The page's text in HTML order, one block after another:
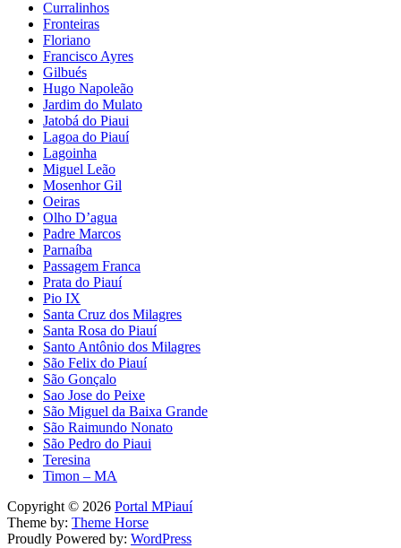
Curralinhos
Fronteiras
Floriano
Francisco Ayres
Gilbués
Hugo Napoleão
Jardim do Mulato
Jatobá do Piaui
Lagoa do Piauí
Lagoinha
Miguel Leão
Mosenhor Gil
Oeiras
Olho D’agua
Padre Marcos
Parnaíba
Passagem Franca
Prata do Piauí
Pio IX
Santa Cruz dos Milagres
Santa Rosa do Piauí
Santo Antônio dos Milagres
São Felix do Piauí
São Gonçalo
Sao Jose do Peixe
São Miguel da Baixa Grande
São Raimundo Nonato
São Pedro do Piaui
Teresina
Timon – MA
Copyright © 2026 Portal MPiauí
Theme by: Theme Horse
Proudly Powered by: WordPress